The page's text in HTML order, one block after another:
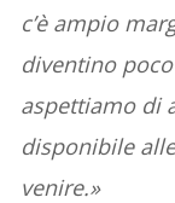
c’è ampio
diventino
aspettiamo di
disponibile
venire.»